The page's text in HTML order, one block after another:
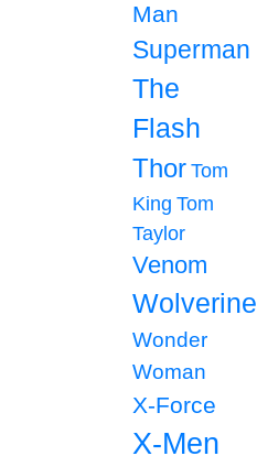
Man
Superman
The
Flash
Thor Tom
King Tom
Taylor
Venom
Wolverine
Wonder
Woman
X-Force
X-Men